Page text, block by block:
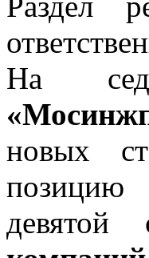
На
новых
девятой